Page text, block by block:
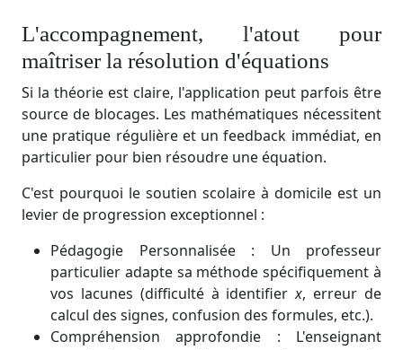
L'accompagnement, l'atout pour
maîtriser la résolution d'équations
Si la théorie est claire, l'application peut parfois être
source de blocages. Les mathématiques nécessitent
une pratique régulière et un feedback immédiat, en
particulier pour bien résoudre une équation.
C'est pourquoi le soutien scolaire à domicile est un
levier de progression exceptionnel :
Pédagogie Personnalisée : Un professeur
particulier adapte sa méthode spécifiquement à
vos lacunes (difficulté à identifierx, erreur de
calcul des signes, confusion des formules, etc.).
Compréhension approfondie : L'enseignant